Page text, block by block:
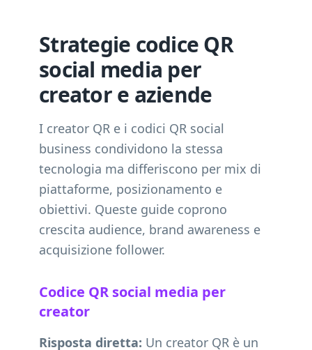
Strategie codice QR
social media per
creator e aziende
I creator QR e i codici QR social
business condividono la stessa
tecnologia ma differiscono per mix di
piattaforme, posizionamento e
obiettivi. Queste guide coprono
crescita audience, brand awareness e
acquisizione follower.
Codice QR social media per
creator
Risposta diretta: Un creator QR è un